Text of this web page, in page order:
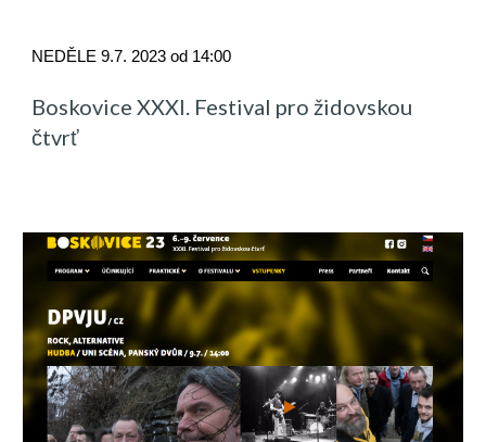
NEDĚLE 9.7. 2023 od 14:00
Boskovice XXXI. Festival pro židovskou
čtvrť